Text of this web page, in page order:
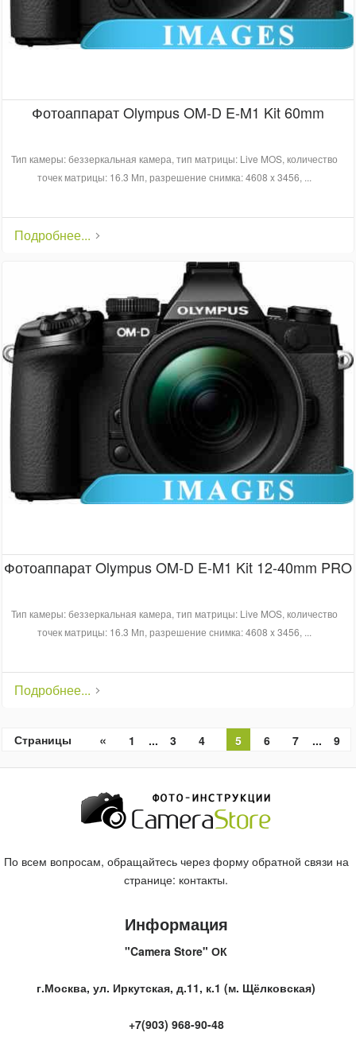
Фотоаппарат Olympus OM-D E-M1 Kit 60mm
Тип камеры: беззеркальная камера, тип матрицы: Live MOS, количество
точек матрицы: 16.3 Мп, разрешение снимка: 4608 x 3456, ...
Подробнее...
Фотоаппарат Olympus OM-D E-M1 Kit 12-40mm PRO
Тип камеры: беззеркальная камера, тип матрицы: Live MOS, количество
точек матрицы: 16.3 Мп, разрешение снимка: 4608 x 3456, ...
Подробнее...
Страницы « 1 ... 3 4 5 6 7 ... 9
По всем вопросам, обращайтесь через форму обратной связи на
странице: контакты.
Информация
"Camera Store" ОК
г.Москва, ул. Иркутская, д.11, к.1 (м. Щёлковская)
+7(903) 968-90-48